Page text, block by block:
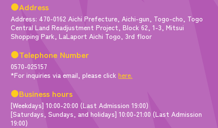
●Address
Address: 470-0162 Aichi Prefecture, Aichi-gun, Togo-cho, Togo
Central Land Readjustment Project, Block 62, 1-3, Mitsui
Shopping Park, LaLaport Aichi Togo, 3rd floor
●Telephone Number
0570-025157
*For inquiries via email, please clickhere.
●Business hours
[Weekdays] 10:00-20:00 (Last Admission 19:00)
[Saturdays, Sundays, and holidays] 10:00-21:00 (Last Admission
19:00)